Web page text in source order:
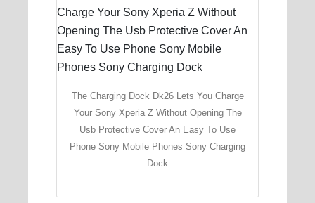
The Charging Dock Dk26 Lets You Charge
Your Sony Xperia Z Without Opening The
Usb Protective Cover An Easy To Use
Phone Sony Mobile Phones Sony Charging
Dock